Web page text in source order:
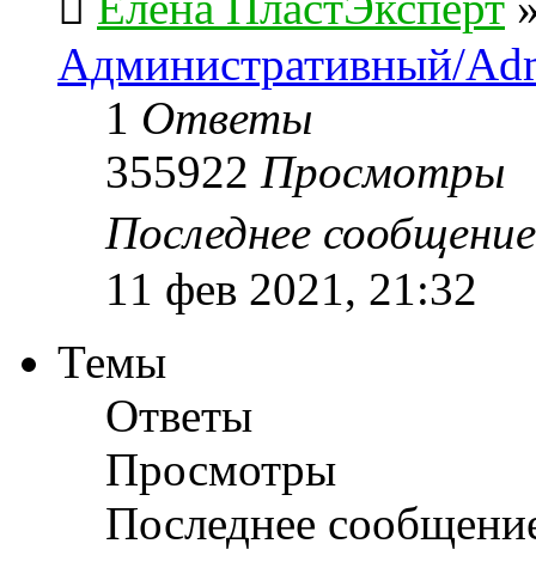
Административный/
1 Ответы
355922 Просмотры
Последнее
11 фев 2021, 21:32
Темы
Ответы
Просмотры
Последнее